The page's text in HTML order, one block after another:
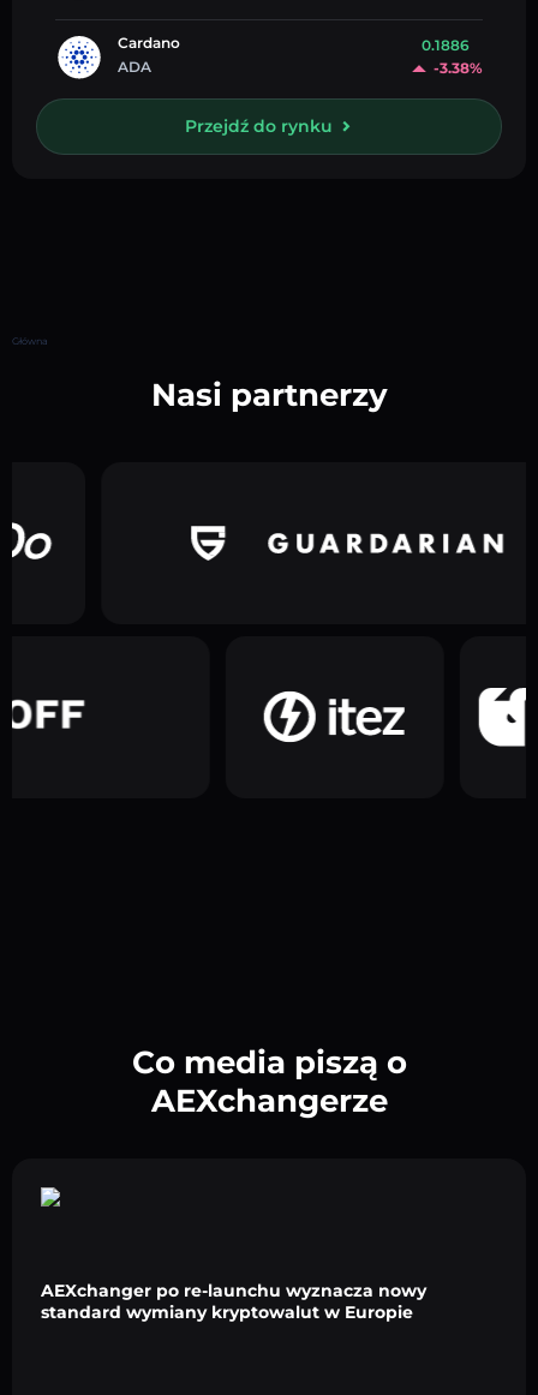
Cardano
ADA
0.1886
-3.38%
Przejdź do rynku
Główna
Nasi partnerzy
Co media piszą o
AEXchangerze
AEXchanger po re-launchu wyznacza nowy
standard wymiany kryptowalut w Europie